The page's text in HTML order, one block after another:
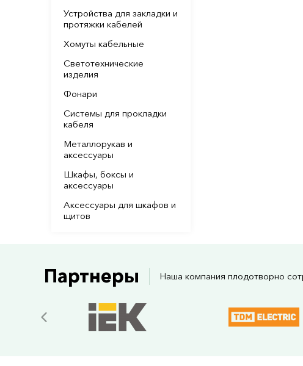
Устройства для закладки и
протяжки кабелей
Хомуты кабельные
Светотехнические
изделия
Фонари
Системы для прокладки
кабеля
Металлорукав и
аксессуары
Шкафы, боксы и
аксессуары
Аксессуары для шкафов и
щитов
Партнеры Наша компания плодотворно